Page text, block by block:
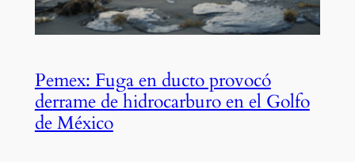
Pemex: Fuga en ducto provocó
derrame de hidrocarburo en el Golfo
de México